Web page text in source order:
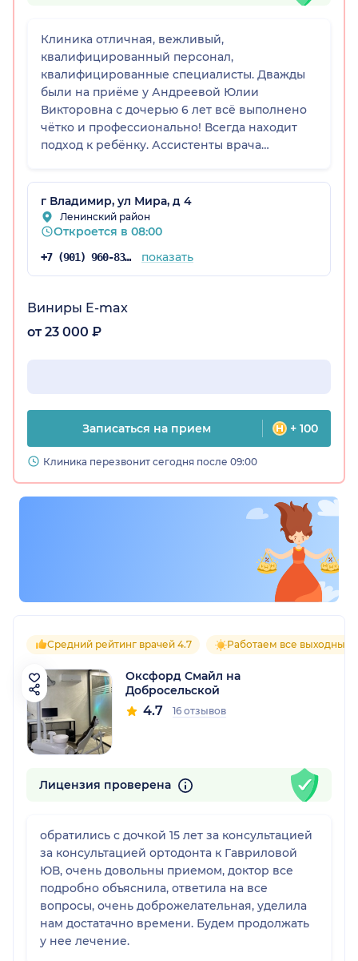
обл.)
Клиника отличная, вежливый,
квалифицированный персонал,
квалифицированные специалисты. Дважды
были на приёме у Андреевой Юлии
Викторовна с дочерью 6 лет всё выполнено
чётко и профессионально! Всегда находит
подход к ребёнку. Ассистенты врача
труд.
г Владимир, ул Мира, д 4
Ленинский район
Откроется в 08:00
+7 (901) 960-83-57 показать
Виниры E-max
от 23 000 ₽
Записаться на прием + 100
Клиника перезвонит сегодня после 09:00
Средний рейтинг врачей 4.7 Работаем все выходные
Оксфорд Смайл на
Добросельской
4.7 16 отзывов
Лицензия проверена
обратились с дочкой 15 лет за консультацией
за консультацией ортодонта к Гавриловой
ЮВ, очень довольны приемом, доктор все
подробно объяснила, ответила на все
вопросы, очень доброжелательная, уделила
нам достатачно времени. Будем продолжать
у нее лечение.